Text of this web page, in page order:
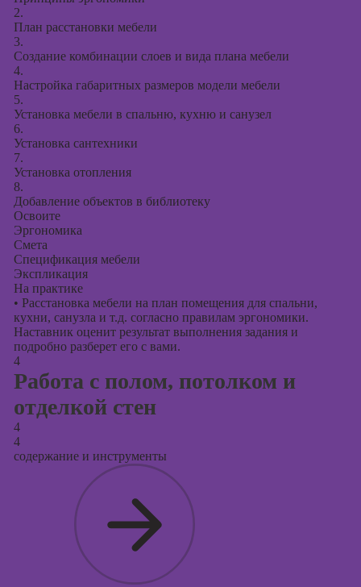
2.
План расстановки мебели
3.
Создание комбинации слоев и вида плана мебели
4.
Настройка габаритных размеров модели мебели
5.
Установка мебели в спальню, кухню и санузел
6.
Установка сантехники
7.
Установка отопления
8.
Добавление объектов в библиотеку
Освоите
Эргономика
Смета
Спецификация мебели
Экспликация
На практике
• Расстановка мебели на план помещения для спальни,
кухни, санузла и т.д. согласно правилам эргономики.
Наставник оценит результат выполнения задания и
подробно разберет его с вами.
4
Работа с полом, потолком и
отделкой стен
4
4
содержание и инструменты